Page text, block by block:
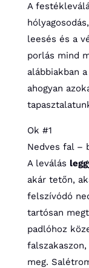
A
leesés és a
porlás mind
alábbiakban
ahogyan
Ok #1
Nedves fal –
A leválás
akár tetőn,
felszívódó
tartósan
padlóhoz
meg.